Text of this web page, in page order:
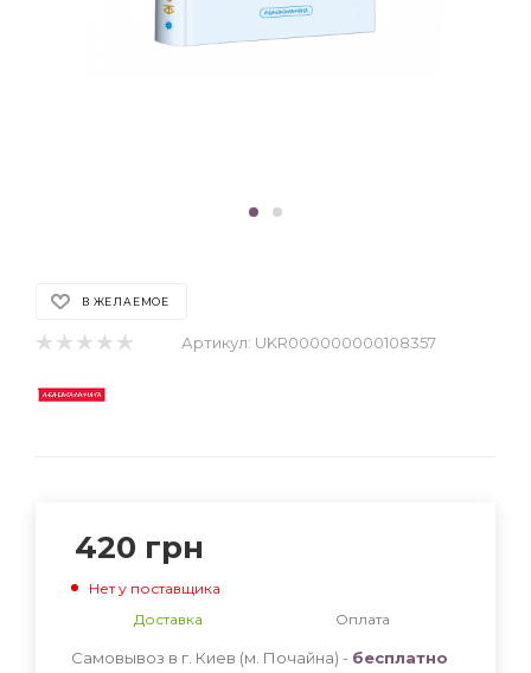
В ЖЕЛАЕМОЕ
Артикул: UKR000000000108357
420 грн
Нет у поставщика
Доставка
Оплата
Самовывоз в г. Киев (м. Почайна) - бесплатно